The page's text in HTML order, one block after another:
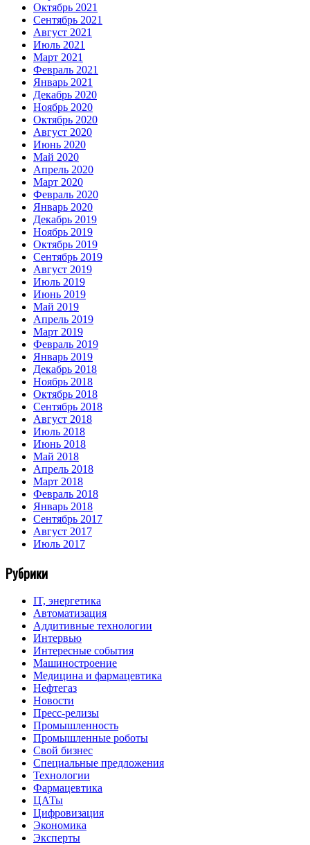
Октябрь 2021
Сентябрь 2021
Август 2021
Июль 2021
Март 2021
Февраль 2021
Январь 2021
Декабрь 2020
Ноябрь 2020
Октябрь 2020
Август 2020
Июнь 2020
Май 2020
Апрель 2020
Март 2020
Февраль 2020
Январь 2020
Декабрь 2019
Ноябрь 2019
Октябрь 2019
Сентябрь 2019
Август 2019
Июль 2019
Июнь 2019
Май 2019
Апрель 2019
Март 2019
Февраль 2019
Январь 2019
Декабрь 2018
Ноябрь 2018
Октябрь 2018
Сентябрь 2018
Август 2018
Июль 2018
Июнь 2018
Май 2018
Апрель 2018
Март 2018
Февраль 2018
Январь 2018
Сентябрь 2017
Август 2017
Июль 2017
Рубрики
IT, энергетика
Автоматизация
Аддитивные технологии
Интервью
Интересные события
Машиностроение
Медицина и фармацевтика
Нефтегаз
Новости
Пресс-релизы
Промышленность
Промышленные роботы
Свой бизнес
Специальные предложения
Технологии
Фармацевтика
ЦАТы
Цифровизация
Экономика
Эксперты